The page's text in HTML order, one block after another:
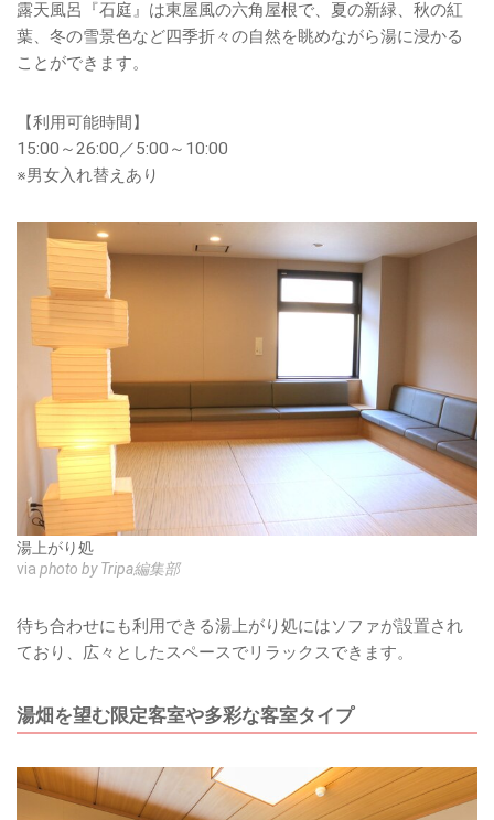
露天風呂『石庭』は東屋風の六角屋根で、夏の新緑、秋の紅
葉、冬の雪景色など四季折々の自然を眺めながら湯に浸かる
ことができます。
【利用可能時間】
15:00～26:00／5:00～10:00
※男女入れ替えあり
湯上がり処
via photo by Tripa編集部
待ち合わせにも利用できる湯上がり処にはソファが設置され
ており、広々としたスペースでリラックスできます。
湯畑を望む限定客室や多彩な客室タイプ